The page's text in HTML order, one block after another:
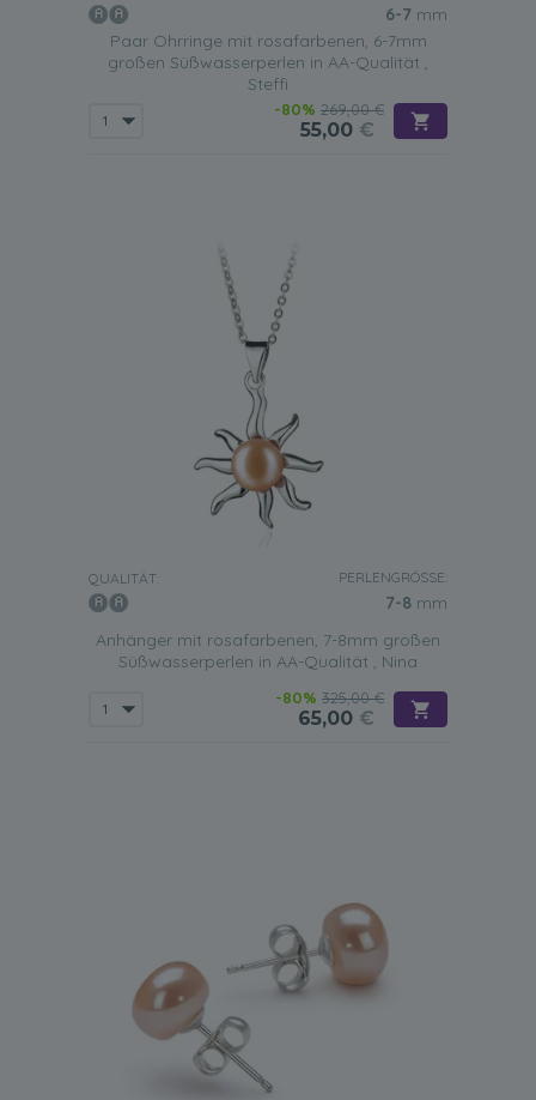
6-7 mm
Paar Ohrringe mit rosafarbenen, 6-7mm
großen Süßwasserperlen in AA-Qualität ,
Steffi
-80% 269,00 €
55,00 €
QUALITÄT: PERLENGRÖSSE:
7-8 mm
Anhänger mit rosafarbenen, 7-8mm großen
Süßwasserperlen in AA-Qualität , Nina
-80% 325,00 €
65,00 €